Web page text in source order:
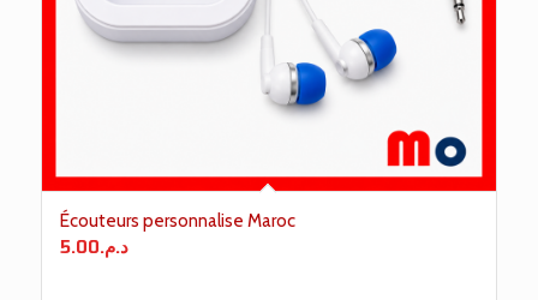
Écouteurs personnalise Maroc
د.م.5.00